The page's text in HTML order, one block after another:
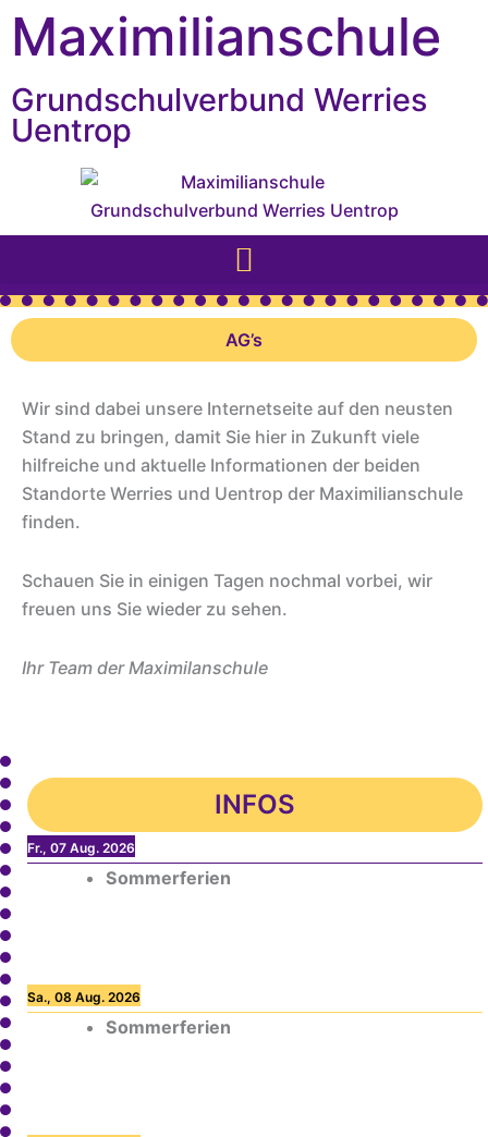
springen
Zum
Inhalt
Maximilianschule
Grundschulverbund Werries
Uentrop
AG’s
Wir sind dabei unsere Internetseite auf den neusten
Stand zu bringen, damit Sie hier in Zukunft viele
hilfreiche und aktuelle Informationen der beiden
Standorte Werries und Uentrop der Maximilianschule
finden.
Schauen Sie in einigen Tagen nochmal vorbei, wir
freuen uns Sie wieder zu sehen.
Ihr Team der Maximilanschule
INFOS
Fr., 07 Aug. 2026
Sommerferien
Sa., 08 Aug. 2026
Sommerferien